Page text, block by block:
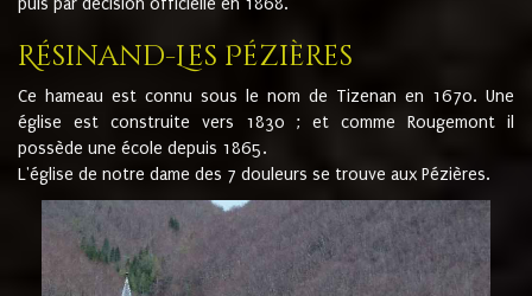
Résinand-Les Pézières
Ce hameau est connu sous le nom de Tizenan en 1670. Une
église est construite vers 1830 ; et comme Rougemont il
possède une école depuis 1865.
L'église de notre dame des 7 douleurs se trouve aux Pézières.